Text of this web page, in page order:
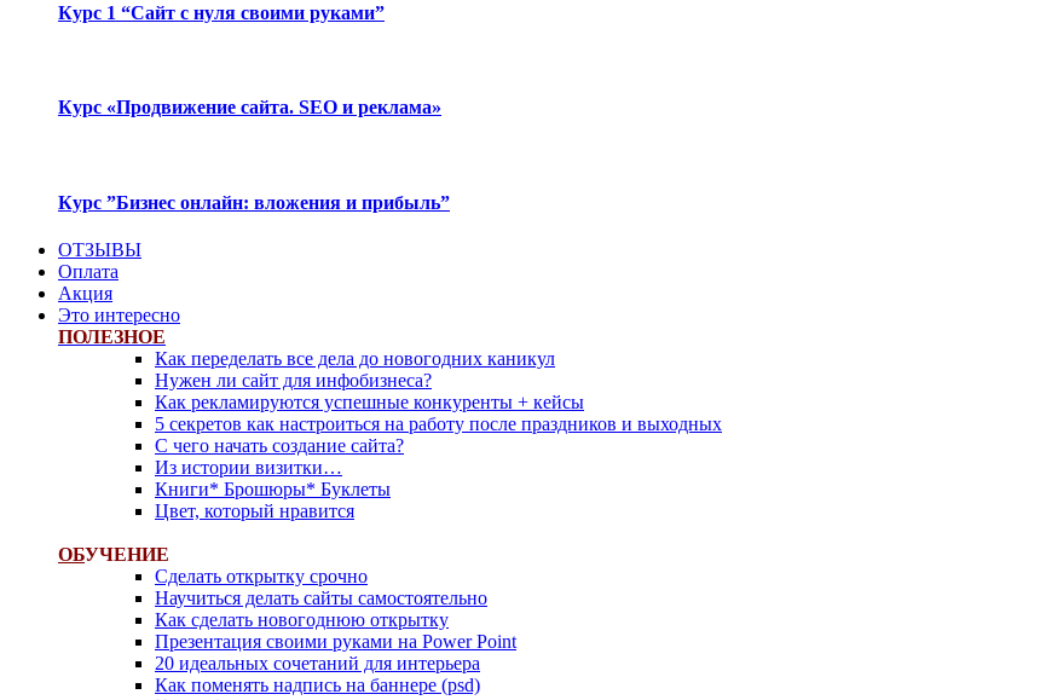
Курс 1 “Сайт с нуля своими руками”
Курс «Продвижение сайта. SEO и реклама»
Курс ”Бизнес онлайн: вложения и прибыль”
ОТЗЫВЫ
Оплата
Акция
Это интересно
ПОЛЕЗНОЕ
Как переделать все дела до новогодних каникул
Нужен ли сайт для инфобизнеса?
Как рекламируются успешные конкуренты + кейсы
5 секретов как настроиться на работу после праздников и выходных
С чего начать создание сайта?
Из истории визитки…
Книги* Брошюры* Буклеты
Цвет, который нравится
ОБУЧЕНИЕ
Сделать открытку срочно
Научиться делать сайты самостоятельно
Как сделать новогоднюю открытку
Презентация своими руками на Power Point
20 идеальных сочетаний для интерьера
Как поменять надпись на баннере (psd)